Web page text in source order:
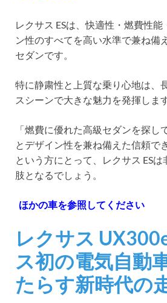
レクサス ESは、快適性・燃費性
ン性のすべてを高い水準で兼ね備
セダンです。
特に静粛性と上質な乗り心地は、
スシーンで大きな魅力を発揮します
「燃費に優れた高級セダンを探し
とデザイン性を兼ね備えた信頼で
という方にとって、レクサス ES
肢となるでしょう。
ほかの車を参照してください
レクサス
ス初の電気自動
たらす新時代の